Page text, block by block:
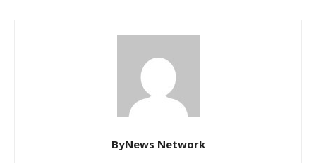
ByNews Network